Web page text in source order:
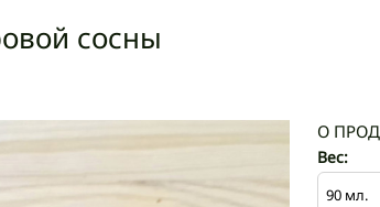
сосны
О
Вес: